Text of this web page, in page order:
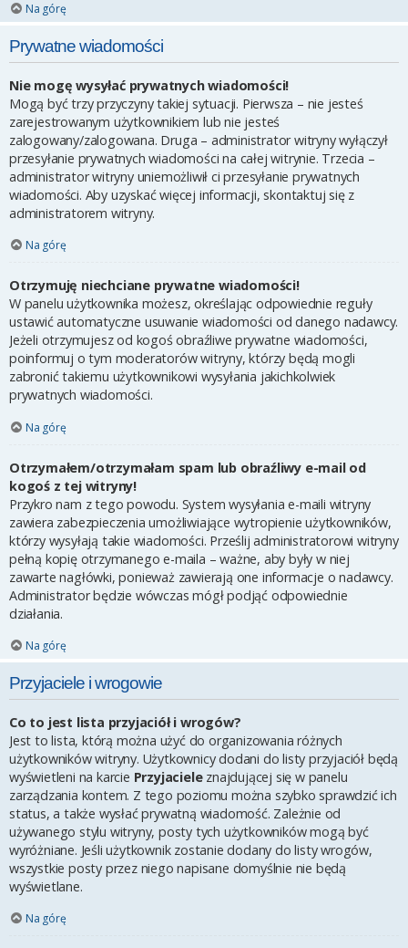
Na górę
Prywatne wiadomości
Nie mogę wysyłać prywatnych wiadomości!
Mogą być trzy przyczyny takiej sytuacji. Pierwsza – nie jesteś
zarejestrowanym użytkownikiem lub nie jesteś
zalogowany/zalogowana. Druga – administrator witryny wyłączył
przesyłanie prywatnych wiadomości na całej witrynie. Trzecia –
administrator witryny uniemożliwił ci przesyłanie prywatnych
wiadomości. Aby uzyskać więcej informacji, skontaktuj się z
administratorem witryny.
Na górę
Otrzymuję niechciane prywatne wiadomości!
W panelu użytkownika możesz, określając odpowiednie reguły
ustawić automatyczne usuwanie wiadomości od danego nadawcy.
Jeżeli otrzymujesz od kogoś obraźliwe prywatne wiadomości,
poinformuj o tym moderatorów witryny, którzy będą mogli
zabronić takiemu użytkownikowi wysyłania jakichkolwiek
prywatnych wiadomości.
Na górę
Otrzymałem/otrzymałam spam lub obraźliwy e-mail od
kogoś z tej witryny!
Przykro nam z tego powodu. System wysyłania e-maili witryny
zawiera zabezpieczenia umożliwiające wytropienie użytkowników,
którzy wysyłają takie wiadomości. Prześlij administratorowi witryny
pełną kopię otrzymanego e-maila – ważne, aby były w niej
zawarte nagłówki, ponieważ zawierają one informacje o nadawcy.
Administrator będzie wówczas mógł podjąć odpowiednie
działania.
Na górę
Przyjaciele i wrogowie
Co to jest lista przyjaciół i wrogów?
Jest to lista, którą można użyć do organizowania różnych
użytkowników witryny. Użytkownicy dodani do listy przyjaciół będą
wyświetleni na karcie Przyjacieleznajdującej się w panelu
zarządzania kontem. Z tego poziomu można szybko sprawdzić ich
status, a także wysłać prywatną wiadomość. Zależnie od
używanego stylu witryny, posty tych użytkowników mogą być
wyróżniane. Jeśli użytkownik zostanie dodany do listy wrogów,
wszystkie posty przez niego napisane domyślnie nie będą
wyświetlane.
Na górę